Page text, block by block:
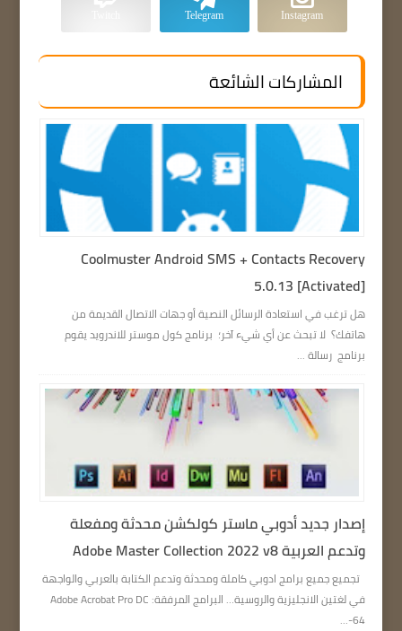
Instagram
Telegram
المشاركات الشائعة
Coolmuster Android SMS + Contacts Recovery
5.0.13 [Activated]
هل ترغب في استعادة الرسائل النصية أو جهات الاتصال القديمة من
هاتفك؟ لا تبحث عن أي شيء آخر؛ برنامج كول موستر للاندرويد يقوم
برنامج رسالة ...
إصدار جديد أدوبي ماستر كولكشن محدثة ومفعلة
وتدعم العربية Adobe Master Collection 2022 v8
تجميع جميع برامج ادوبي كاملة ومحدثة وتدعم الكتابة بالعربي والواجهة
في لغتين الانجليزية والروسية… البرامج المرفقة: Adobe Acrobat Pro DC
64-...